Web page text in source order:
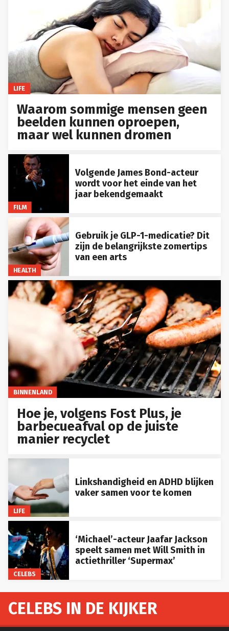
LIFE
Waarom sommige mensen geen
beelden kunnen oproepen,
maar wel kunnen dromen
FILM
Volgende James Bond-acteur
wordt voor het einde van het
jaar bekendgemaakt
HEALTH
Gebruik je GLP-1-medicatie? Dit
zijn de belangrijkste zomertips
van een arts
BINNENLAND
Hoe je, volgens Fost Plus, je
barbecueafval op de juiste
manier recyclet
LIFE
Linkshandigheid en ADHD blijken
vaker samen voor te komen
CELEBS
‘Michael’-acteur Jaafar Jackson
speelt samen met Will Smith in
actiethriller ‘Supermax’
CELEBS IN DE KIJKER